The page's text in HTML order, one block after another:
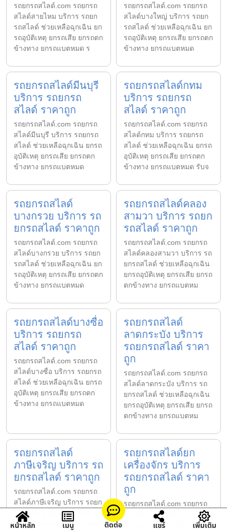
รถยกรถสไลด์.com รถยกรถ
สไลด์สายไหม บริการ รถยก
รถสไลด์ ช่วยเหลือฉุกเฉิน ยก
รถอุบัติเหตุ ยกรถเสีย ยกรถตก
ข้างทาง ยกรถแบตหมด ร
รถยกรถสไลด์.com รถยกรถ
สไลด์บางใหญ่ บริการ รถยก
รถสไลด์ ช่วยเหลือฉุกเฉิน ยก
รถอุบัติเหตุ ยกรถเสีย ยกรถตก
ข้างทาง ยกรถแบตหมด
รถยกรถสไลด์มีนบุรี
บริการ รถยกรถ
สไลด์ ราคาถูก
รถยกรถสไลด์.com รถยกรถ
สไลด์มีนบุรี บริการ รถยกรถ
สไลด์ ช่วยเหลือฉุกเฉิน ยกรถ
อุบัติเหตุ ยกรถเสีย ยกรถตก
ข้างทาง ยกรถแบตหมด
รถยกรถสไลด์กทม
บริการ รถยกรถ
สไลด์ ราคาถูก
รถยกรถสไลด์.com รถยกรถ
สไลด์กทม บริการ รถยกรถ
สไลด์ ช่วยเหลือฉุกเฉิน ยกรถ
อุบัติเหตุ ยกรถเสีย ยกรถตก
ข้างทาง ยกรถแบตหมด รับจ
รถยกรถสไลด์
บางกรวย บริการ รถ
ยกรถสไลด์ ราคาถูก
รถยกรถสไลด์.com รถยกรถ
สไลด์บางกรวย บริการ รถยก
รถสไลด์ ช่วยเหลือฉุกเฉิน ยก
รถอุบัติเหตุ ยกรถเสีย ยกรถตก
ข้างทาง ยกรถแบตหมด
รถยกรถสไลด์คลอง
สามวา บริการ รถยก
รถสไลด์ ราคาถูก
รถยกรถสไลด์.com รถยกรถ
สไลด์คลองสามวา บริการ รถ
ยกรถสไลด์ ช่วยเหลือฉุกเฉิน
ยกรถอุบัติเหตุ ยกรถเสีย ยกรถ
ตกข้างทาง ยกรถแบตหม
รถยกรถสไลด์บางซื่อ
บริการ รถยกรถ
สไลด์ ราคาถูก
รถยกรถสไลด์.com รถยกรถ
สไลด์บางซื่อ บริการ รถยกรถ
สไลด์ ช่วยเหลือฉุกเฉิน ยกรถ
อุบัติเหตุ ยกรถเสีย ยกรถตก
ข้างทาง ยกรถแบตหมด
รถยกรถสไลด์
ลาดกระบัง บริการ
รถยกรถสไลด์ ราคา
ถูก
รถยกรถสไลด์.com รถยกรถ
สไลด์ลาดกระบัง บริการ รถ
ยกรถสไลด์ ช่วยเหลือฉุกเฉิน
ยกรถอุบัติเหตุ ยกรถเสีย ยกรถ
ตกข้างทาง ยกรถแบตหม
รถยกรถสไลด์
ภาษีเจริญ บริการ รถ
ยกรถสไลด์ ราคาถูก
รถยกรถสไลด์.com รถยกรถ
สไลด์ภาษีเจริญ บริการ รถยก
รถสไลด์ ช่วยเหลือฉุกเฉิน ยก
รถอุบัติเหตุ ยกรถเสีย ยกรถตก
รถยกรถสไลด์ยก
เครื่องจักร บริการ
รถยกรถสไลด์ ราคา
ถูก
รถยกรถสไลด์.com รถยกรถ
สไลด์ยกเครื่องจักร บริการ รถ
ยกรถสไลด์ ช่วยเหลือฉุกเฉิน
หน้าหลัก เมนู ติดต่อ แชร์ เพิ่มเติม